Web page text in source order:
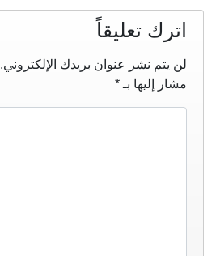
اترك تعليقاً
لن يتم نشر عنوان بريدك الإلكتروني.
مشار إليها بـ *